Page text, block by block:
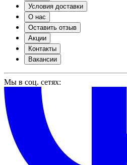
Условия доставки
О нас
Оставить отзыв
Акции
Контакты
Вакансии
Мы в соц. сетях: